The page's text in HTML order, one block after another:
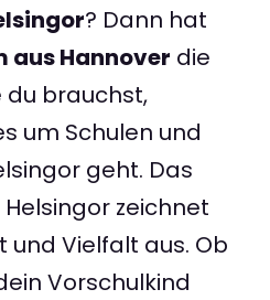
? Dann hat
aus Hannover die
du brauchst,
um Schulen und
geht. Das
zeichnet
und Vielfalt aus. Ob
Vorschulkind